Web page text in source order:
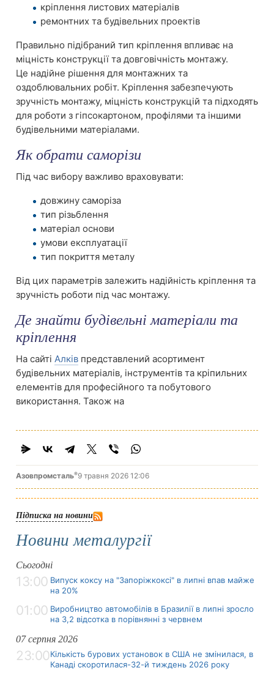
кріплення листових матеріалів
ремонтних та будівельних проектів
Правильно підібраний тип кріплення впливає на
міцність конструкції та довговічність монтажу.
Це надійне рішення для монтажних та
оздоблювальних робіт. Кріплення забезпечують
зручність монтажу, міцність конструкцій та підходять
для роботи з гіпсокартоном, профілями та іншими
будівельними матеріалами.
Як обрати саморізи
Під час вибору важливо враховувати:
довжину саморіза
тип різьблення
матеріал основи
умови експлуатації
тип покриття металу
Від цих параметрів залежить надійність кріплення та
зручність роботи під час монтажу.
Де знайти будівельні матеріали та
кріплення
На сайті Алків представлений асортимент
будівельних матеріалів, інструментів та кріпильних
елементів для професійного та побутового
використання. Також на
Азовпромсталь®9 травня 2026 12:06
Підписка на новини
Новини металургії
Сьогодні
13:00 Випуск коксу на "Запоріжкоксі" в липні впав майже
на 20%
01:00 Виробництво автомобілів в Бразилії в липні зросло
на 3,2 відсотка в порівнянні з червнем
07 серпня 2026
23:00Кількість бурових установок в США не змінилася, в
Канаді скоротилася-32-й тиждень 2026 року